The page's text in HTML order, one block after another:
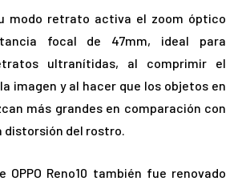
modo retrato activa el zoom óptico
focal de 47mm, ideal para
ultranítidas, al comprimir el
imagen y al hacer que los objetos en
más grandes en comparación con
distorsión del rostro.
Reno10 también fue renovado